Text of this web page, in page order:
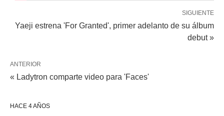
SIGUIENTE
Yaeji estrena 'For Granted', primer adelanto de su álbum
debut »
ANTERIOR
« Ladytron comparte video para 'Faces'
HACE 4 AÑOS